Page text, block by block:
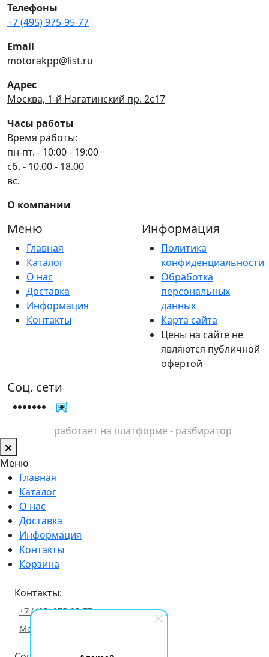
Телефоны
+7 (495) 975-95-77
Email
motorakpp@list.ru
Адрес
Москва, 1-й Нагатинский пр. 2с17
Часы работы
Время работы:
пн-пт. - 10:00 - 19:00
сб. - 10.00 - 18.00
вс.
О компании
Меню
Главная
Каталог
О нас
Доставка
Информация
Контакты
Информация
Политика
конфиденциальности
Обработка
персональных
данных
Карта сайта
Цены на сайте не
являются публичной
офертой
Соц. сети
работает на платформе - разбиратор
Меню
Главная
Каталог
О нас
Доставка
Информация
Контакты
Корзина
Контакты:
+7 (495) 975-95-77
Москва, 1-й Нагатинский пр. 2с17